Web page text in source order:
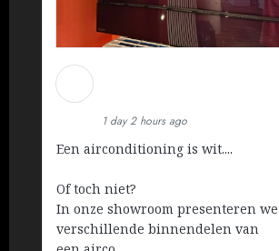
1 day 2 hours ago
Een airconditioning is wit....
Of toch niet?
In onze showroom presenteren we
verschillende binnendelen van